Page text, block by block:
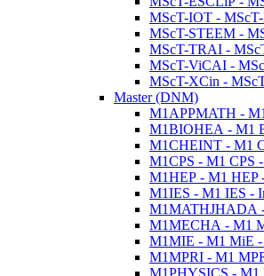
MScT-IOT - MScT-
MScT-STEEM -
MScT-TRAI -
MScT-ViCAI -
MScT-XCin -
Master (DNM)
M1APPMATH -
M1BIOHEA - M1
M1CHEINT - M1
M1CPS - M1 CPS
M1HEP - M1 HEP
M1IES - M1 IES -
M1MATHJHADA -
M1MECHA - M1
M1MIE - M1 MiE -
M1MPRI - M1
M1PHYSICS - M1